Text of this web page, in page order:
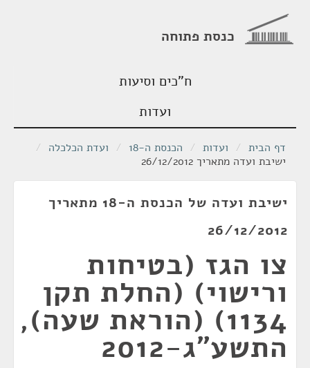
כנסת פתוחה
ח"כים וסיעות
ועדות
דף הבית / ועדות / הכנסת ה-18 / ועדת הכלכלה /
ישיבת ועדה מתאריך 26/12/2012
ישיבת ועדה של הכנסת ה-18 מתאריך
26/12/2012
צו הגז (בטיחות
ורישוי) (החלת תקן
1134) (הוראת שעה),
התשע"ג-2012